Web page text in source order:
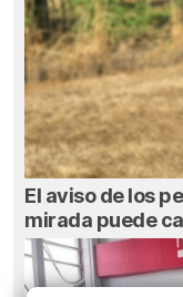
El aviso de los
mirada puede